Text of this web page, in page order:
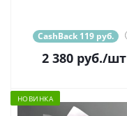
CashBack 119 руб.
2 380руб./шт
НОВИНКА